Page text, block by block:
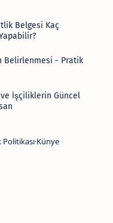
Belgesi Kaç
Belirlenmesi - Pratik
İşçiliklerin Güncel
Politikası Künye